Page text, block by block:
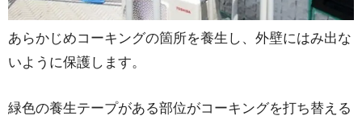
あらかじめコーキングの箇所を養生し、外壁にはみ出な
いように保護します。
緑色の養生テープがある部位がコーキングを打ち替える